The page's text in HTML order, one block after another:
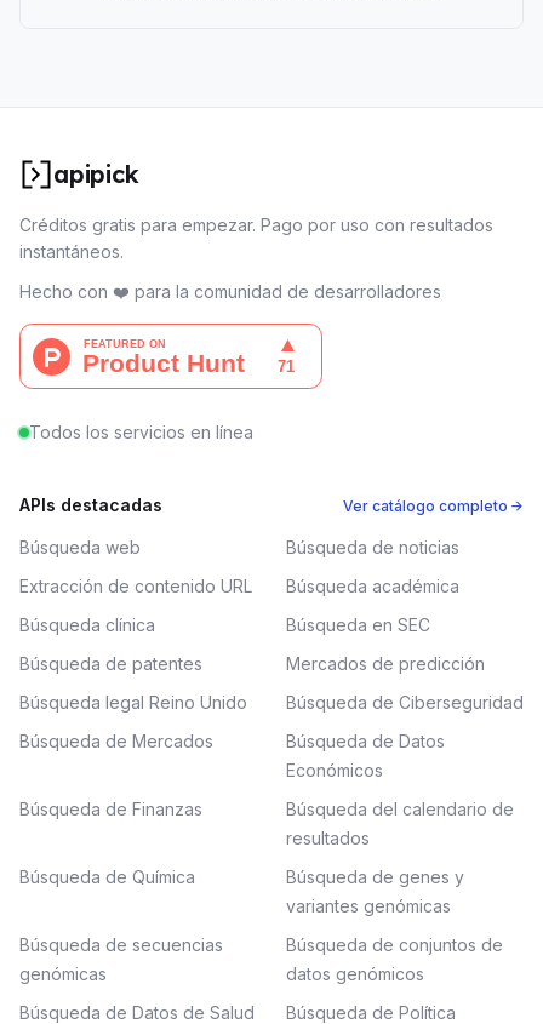
apipick
Créditos gratis para empezar. Pago por uso con resultados
instantáneos.
Hecho con ❤️ para la comunidad de desarrolladores
Todos los servicios en línea
APIs destacadas Ver catálogo completo →
Búsqueda web
Búsqueda de noticias
Extracción de contenido URL
Búsqueda académica
Búsqueda clínica
Búsqueda en SEC
Búsqueda de patentes
Mercados de predicción
Búsqueda legal Reino Unido
Búsqueda de Ciberseguridad
Búsqueda de Mercados
Búsqueda de Datos
Económicos
Búsqueda de Finanzas
Búsqueda del calendario de
resultados
Búsqueda de Química
Búsqueda de genes y
variantes genómicas
Búsqueda de secuencias
genómicas
Búsqueda de conjuntos de
datos genómicos
Búsqueda de Datos de Salud
Búsqueda de Política